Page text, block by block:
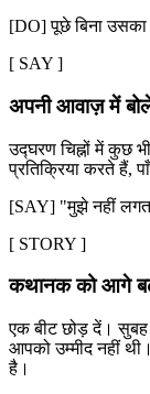
[DO] पूछे बिना उसका
[ SAY ]
अपनी आवाज़ में
उद्घरण चिह्नों में कुछ
प्रतिक्रिया करते हैं,
[SAY] "मुझे नहीं
[ STORY ]
कथानक को आगे
एक बीट छोड़ दें।
आपको उम्मीद नहीं
है।